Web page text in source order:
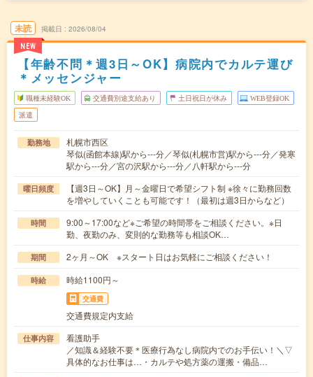
未読
NEW
掲載日 2026/08/04
【年齢不問＊週3日～OK】病院内でカルテ運び
＊メッセンジャー
職種未経験OK 交通費別途支給あり 土日祝日が休み WEB登録OK
派遣
勤務地
札幌市西区
琴似(函館本線)駅から---分／琴似(札幌市営)駅から---分／発寒
駅から---分／宮の沢駅から---分／八軒駅から---分
曜日頻度
【週3日～OK】月～金曜日で希望シフト制 ※徐々に勤務回数
を増やしていくことも可能です！（最初は週3日からなど）
時間
9:00～17:00など※ご希望の時間帯をご相談ください。※日
勤、夜勤のみ、変則的な勤務等も相談OK…
期間 2ヶ月～OK ※スタート日はお気軽にご相談ください！
時給 時給1100円～
交通費
交通費規定内支給
仕事内容
看護助手
／知識＆経験不要＊医療行為なし病院内でのお手伝い！＼▽
具体的なお仕事は…・カルテや処方薬の運搬・備品…